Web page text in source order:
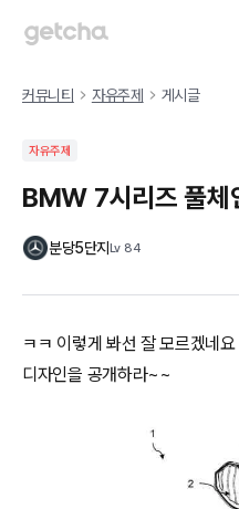
커뮤니티 자유주제 게시글
자유주제
BMW 7시리즈 풀체
분당5단지 Lv 84
ㅋㅋ 이렇게 봐선 잘 모르겠네요
디자인을 공개하라~~